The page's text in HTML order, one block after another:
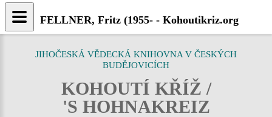
JIHOČESKÁ VĚDECKÁ KNIHOVNA V ČESKÝCH
BUDĚJOVICÍCH
KOHOUTÍ KŘÍŽ /
'S HOHNAKREIZ
FELLNER, Fritz (1955- - Kohoutikriz.org